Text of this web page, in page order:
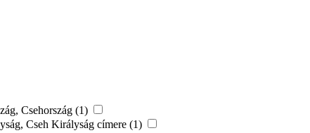
Csehország (1)
Cseh Királyság címere (1)